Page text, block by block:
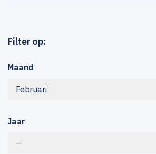
Filter op:
Maand
Februari
Jaar
—